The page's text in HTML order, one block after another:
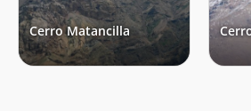
Cerro Matancilla